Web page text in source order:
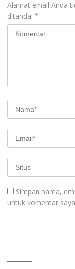
Alamat email Anda
ditandai *
Simpan nama,
untuk komentar